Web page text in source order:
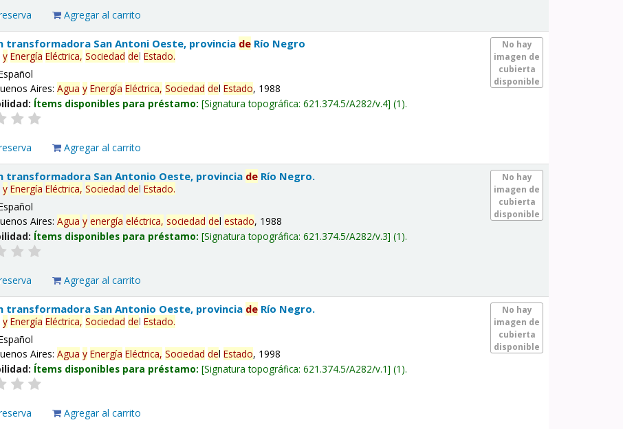
Agregar al carrito
No hay
imagen de
cubierta
disponible
transformadora San Antoni Oeste, provincia de Río Negro
y Energía Eléctrica, Sociedad delEstado.
Aires:Agua y Energía Eléctrica, Sociedad delEstado, 1988
Ítems disponibles para préstamo: Signatura topográfica:621.374.5/A282/v.4 (1).
Agregar al carrito
No hay
imagen de
cubierta
disponible
transformadora San Antonio Oeste, provincia de Río Negro.
y Energía Eléctrica, Sociedad delEstado.
Aires:Agua y energía eléctrica, sociedad delestado, 1988
Ítems disponibles para préstamo: Signatura topográfica:621.374.5/A282/v.3 (1).
Agregar al carrito
No hay
imagen de
cubierta
disponible
transformadora San Antonio Oeste, provincia de Río Negro.
y Energía Eléctrica, Sociedad delEstado.
Aires:Agua y Energía Eléctrica, Sociedad delEstado, 1998
Ítems disponibles para préstamo: Signatura topográfica:621.374.5/A282/v.1 (1).
Agregar al carrito